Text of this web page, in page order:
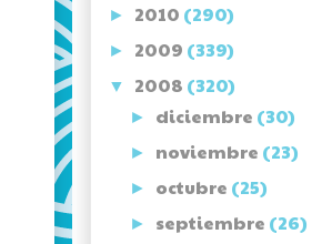
► 2010 (290)
► 2009 (339)
▼ 2008 (320)
► diciembre (30)
► noviembre (23)
► octubre (25)
► septiembre (26)